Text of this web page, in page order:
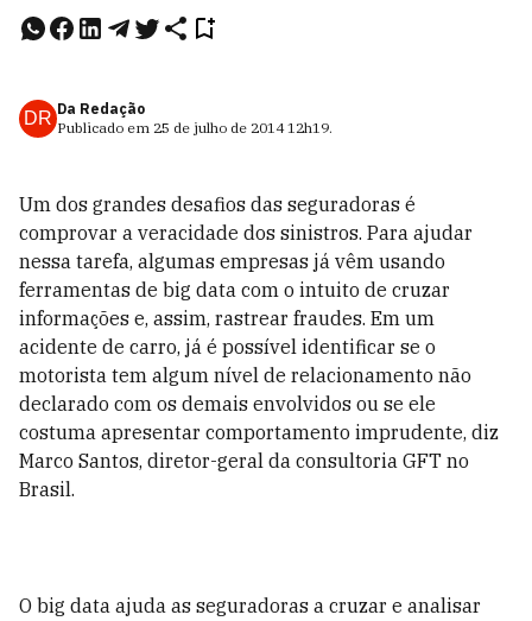
DR Da Redação
Publicado em 25 de julho de 2014 12h19.
Um dos grandes desafios das seguradoras é
comprovar a veracidade dos sinistros. Para ajudar
nessa tarefa, algumas empresas já vêm usando
ferramentas de big data com o intuito de cruzar
informações e, assim, rastrear fraudes. Em um
acidente de carro, já é possível identificar se o
motorista tem algum nível de relacionamento não
declarado com os demais envolvidos ou se ele
costuma apresentar comportamento imprudente, diz
Marco Santos, diretor-geral da consultoria GFT no
Brasil.
O big data ajuda as seguradoras a cruzar e analisar